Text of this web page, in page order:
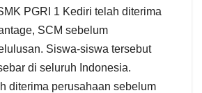
PGRI 1 Kediri telah diterima
SCM sebelum
Siswa-siswa tersebut
di seluruh Indonesia.
diterima perusahaan sebelum